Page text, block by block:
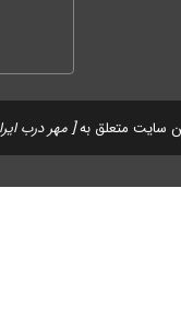
سایت متعلق به[ مهر درب